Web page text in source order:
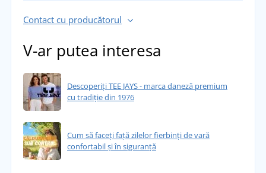
Contact cu producătorul
V-ar putea interesa
Descoperiți TEE JAYS - marca daneză premium
cu tradiție din 1976
Cum să faceți față zilelor fierbinți de vară
confortabil și în siguranță